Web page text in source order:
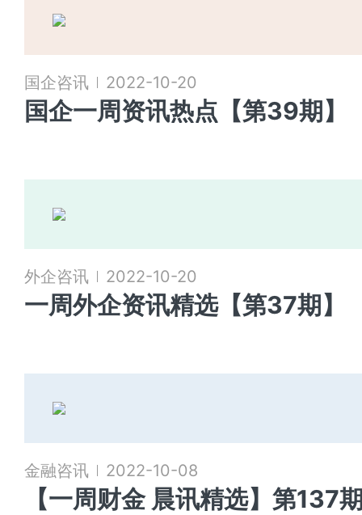
国企咨讯 2022-10-20
国企一周资讯热点【第39期】
外企咨讯 2022-10-20
一周外企资讯精选【第37期】
金融咨讯 2022-10-08
【一周财金 晨讯精选】第137